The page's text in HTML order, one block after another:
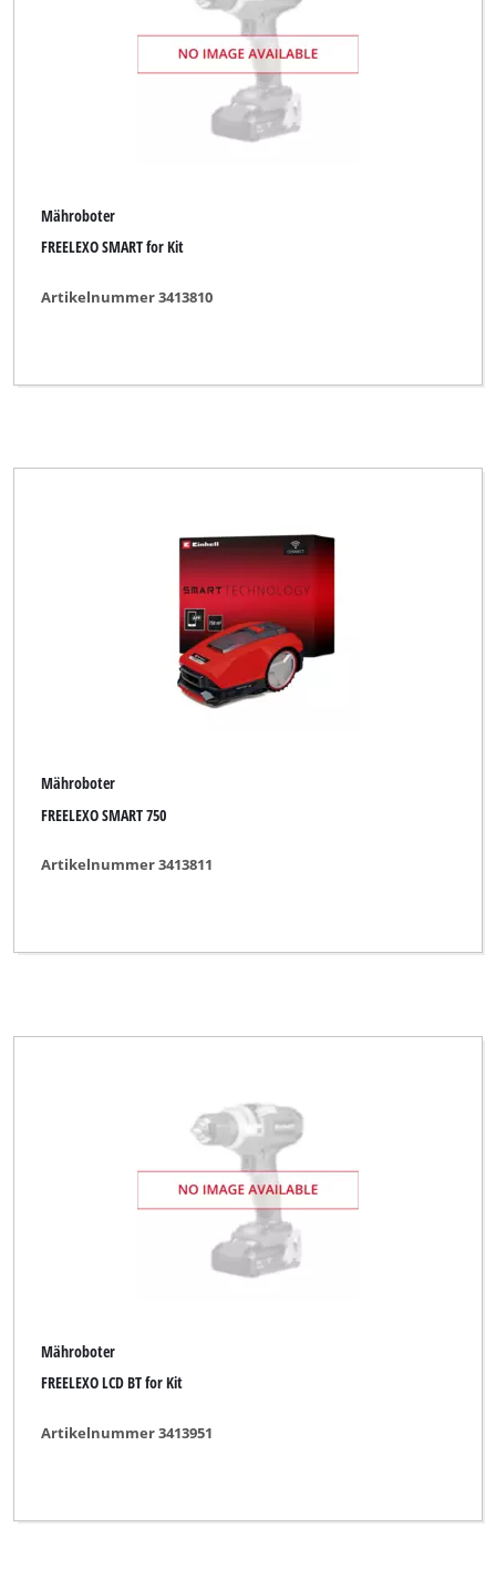
Einhell Classic
Sterwins
Alle Filter löschen
Mähroboter
FREELEXO SMART for Kit
Artikelnummer 3413810
Mähroboter
FREELEXO SMART 750
Artikelnummer 3413811
Mähroboter
FREELEXO LCD BT for Kit
Artikelnummer 3413951